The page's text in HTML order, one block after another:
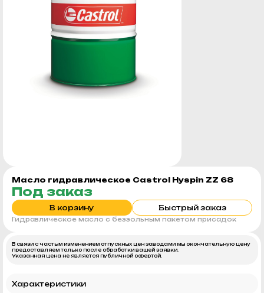
Масло гидравлическое Castrol Hyspin ZZ 68
Под заказ
В корзину Быстрый заказ
Гидравлическое масло с беззольным пакетом присадок
В связи с частым изменением отпускных цен заводами мы окончательную цену
предоставляем только после обработки вашей заявки.
Указанная цена не является публичной офертой.
Характеристики